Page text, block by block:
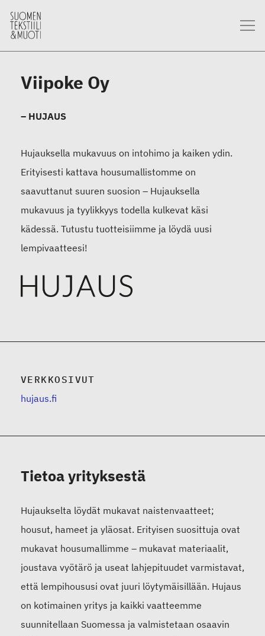
Viipoke Oy
– HUJAUS
Hujauksella mukavuus on intohimo ja kaiken ydin.
Erityisesti kattava housumallistomme on
saavuttanut suuren suosion – Hujauksella
mukavuus ja tyylikkyys todella kulkevat käsi
kädessä. Tutustu tuotteisiimme ja löydä uusi
lempivaatteesi!
VERKKOSIVUT
hujaus.fi
Tietoa yrityksestä
Hujaukselta löydät mukavat naistenvaatteet;
housut, hameet ja yläosat. Erityisen suosittuja ovat
mukavat housumallimme – mukavat materiaalit,
joustava vyötärö ja useat lahjepituudet varmistavat,
että lempihoususi ovat juuri löytymäisillään. Hujaus
on kotimainen yritys ja kaikki vaatteemme
suunnitellaan Suomessa ja valmistetaan osaavin